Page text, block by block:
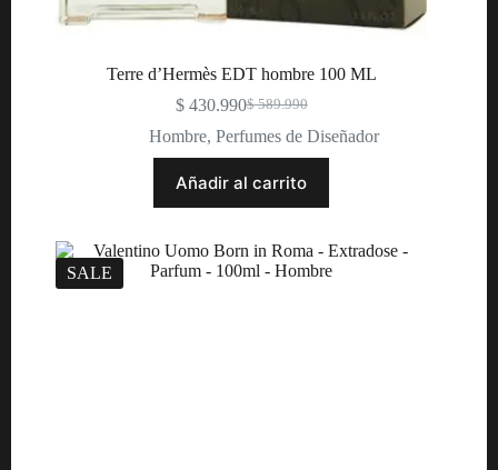
Terre d’Hermès EDT hombre 100 ML
$589.990
Original
price
$ 589.990.
$430.990Current
price
$ 430.990.
Hombre, Perfumes de Diseñador
Añadir al carrito
SALE